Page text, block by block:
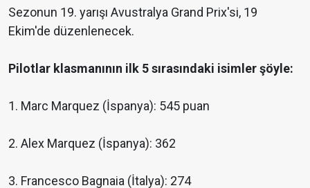
Sezonun 19. yarışı Avustralya Grand Prix'si, 19
Ekim'de düzenlenecek.
Pilotlar klasmanının ilk 5 sırasındaki isimler şöyle:
1. Marc Marquez (İspanya): 545 puan
2. Alex Marquez (İspanya): 362
3. Francesco Bagnaia (İtalya): 274